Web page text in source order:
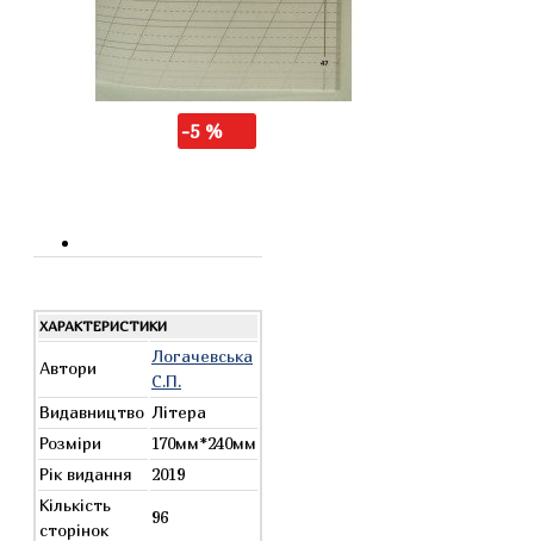
-5 %
ХАРАКТЕРИСТИКИ
Автори
Логачевська
С.П.
Видавництво Літера
Розміри
170мм*240мм
Рік видання
2019
Кількість
сторінок
96